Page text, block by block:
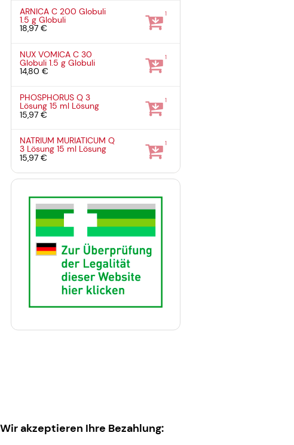
ARNICA C 200 Globuli
1.5 gGlobuli
18,97 €
1
NUX VOMICA C 30
Globuli1.5 gGlobuli
14,80 €
1
PHOSPHORUS Q 3
Lösung15 ml Lösung
15,97 €
1
NATRIUM MURIATICUM Q
3 Lösung15 ml Lösung
15,97 €
1
Wir akzeptieren Ihre Bezahlung: